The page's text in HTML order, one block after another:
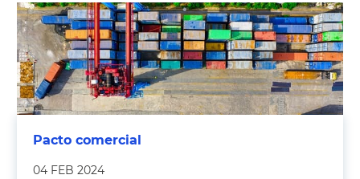
Pacto comercial
04 FEB 2024